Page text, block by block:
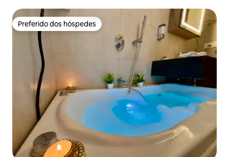
Preferido dos hóspedes
Preferido dos hóspedes